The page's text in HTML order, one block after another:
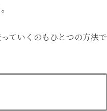
ていくのもひとつの方法で